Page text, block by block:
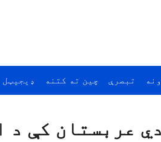
تبصرې چين ته کتنه ډيجيټل
عربستان کې د